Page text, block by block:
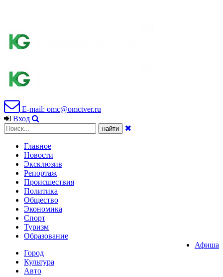
E-mail: omc@omctver.ru
Вход
Главное
Новости
Эксклюзив
Репортаж
Происшествия
Политика
Общество
Экономика
Спорт
Туризм
Образование
Афиша
Город
Культура
Авто